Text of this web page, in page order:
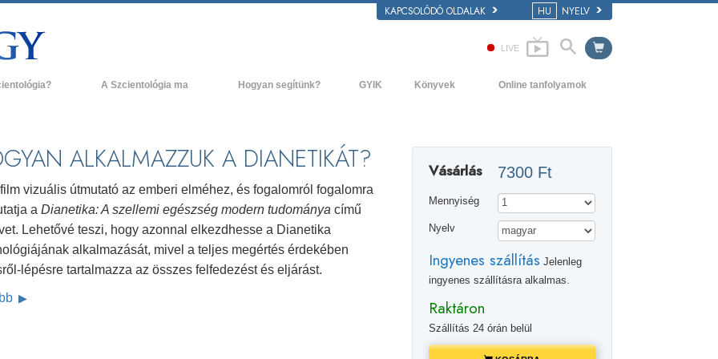
KAPCSOLÓDÓ OLDALAK HU NYELV
LIVE
egy szcientológust!
egyházban
alapelvei
Dianetikába
A Szcientológia ma
Flag Szárazföldi Bázis
Freewinds
Eljuttatjuk a világnak a Szcientológiát
Hogyan segítünk? GYIK
Látogatás egy egyházban
A Szcientológia szervezetek
Könyvek
Hangoskönyvek
Bevezető előadások
Filmek
Online tanfolyamok
A létezés dinamikái
A megértés összetevői
Megoldások a veszélyes környezetre
Asszisztok betegségekre és
Tisztesség és becsület
Házasság
ALKALMAZZUK A DIANETIKÁT?
vizuális útmutató az emberi elméhez, és fogalomról fogalomra
a Dianetika: A szellemi egészség modern tudománya című
Lehetővé teszi, hogy azonnal elkezdhesse a Dianetika
alkalmazását, mivel a teljes megértés érdekében
lépésre tartalmazza az összes felfedezést és eljárást.
Vásárlás 7300 Ft
Mennyiség
Nyelv
Ingyenes szállítás Jelenleg
ingyenes szállításra alkalmas.
Raktáron
Szállítás 24 órán belül